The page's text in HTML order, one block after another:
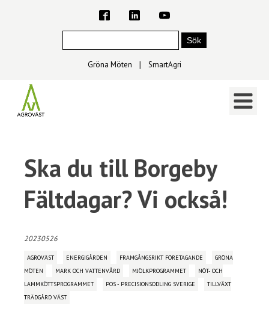
Gröna Möten ∣ SmartAgri
Ska du till Borgeby
Fältdagar? Vi också!
20230526
AGROVÄST ENERGIGÅRDEN FRAMGÅNGSRIKT FÖRETAGANDE
GRÖNA
MÖTEN
MARK OCH VATTENVÅRD MJÖLKPROGRAMMET
NÖT- OCH
LAMMKÖTTSPROGRAMMET
POS - PRECISIONSODLING SVERIGE
TILLVÄXT
TRÄDGÅRD VÄST